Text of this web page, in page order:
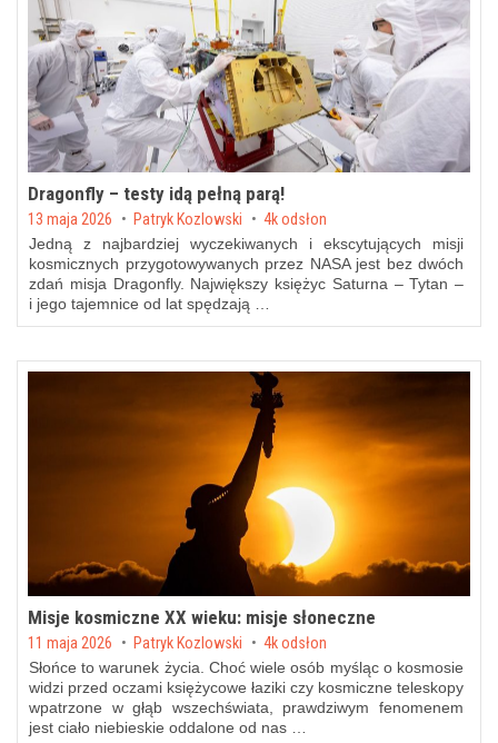
Dragonfly – testy idą pełną parą!
Posted on
13 maja 2026 by Patryk Kozlowski 4k odsłon
Jedną z najbardziej wyczekiwanych i ekscytujących misji
kosmicznych przygotowywanych przez NASA jest bez dwóch
zdań misja Dragonfly. Największy księżyc Saturna – Tytan –
i jego tajemnice od lat spędzają …
Misje kosmiczne XX wieku: misje słoneczne
Posted on
11 maja 2026 by Patryk Kozlowski 4k odsłon
Słońce to warunek życia. Choć wiele osób myśląc o kosmosie
widzi przed oczami księżycowe łaziki czy kosmiczne teleskopy
wpatrzone w głąb wszechświata, prawdziwym fenomenem
jest ciało niebieskie oddalone od nas …